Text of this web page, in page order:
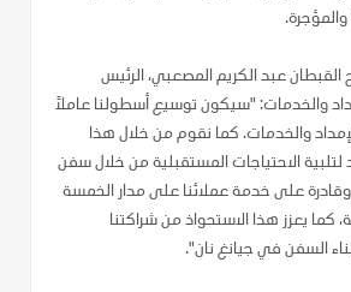
القبطان عبد الكريم المصعبي، الرئيس
والخدمات: "سيكون توسيع أسطولنا عاملاً
والخدمات. كما نقوم من خلال هذا
لتلبية الاحتياجات المستقبلية من خلال سفن
على خدمة عملائنا على مدار الخمسة
كما يعزز هذا الاستحواذ من شراكتنا
السفن في جيانغ نان".